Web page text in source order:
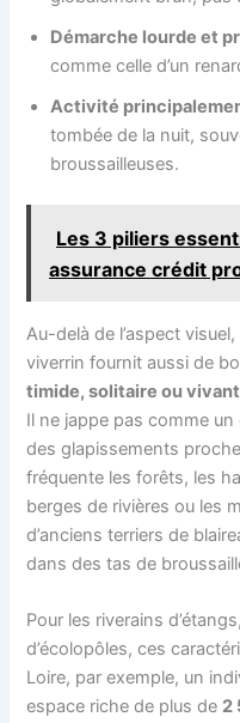
Démarche lourde et
comme celle d’un
Activité
tombée de la nuit,
broussailleuses.
Les 3 piliers
assurance crédit
Au-delà de l’aspect
viverrin fournit aussi de
timide, solitaire ou
Il ne jappe pas comme
des glapissements
fréquente les forêts, les
berges de rivières ou les
d’anciens terriers de
dans des tas de
Pour les riverains
d’écolopôles, ces
Loire, par exemple, un
espace riche de plus de 2